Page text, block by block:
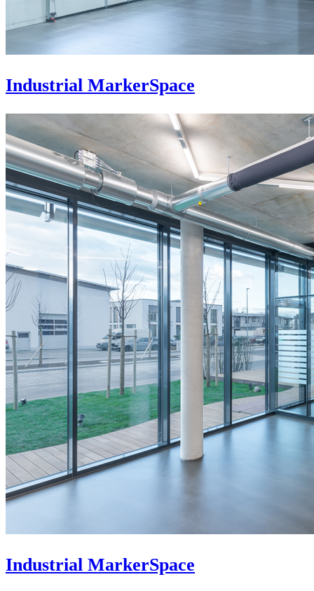
Industrial MarkerSpace
Industrial MarkerSpace